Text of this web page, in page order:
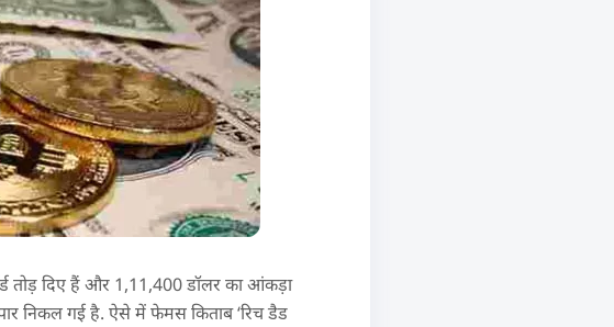
तोड़ दिए हैं और 1,11,400 डॉलर का आंकड़ा
निकल गई है. ऐसे में फेमस किताब ‘रिच डैड